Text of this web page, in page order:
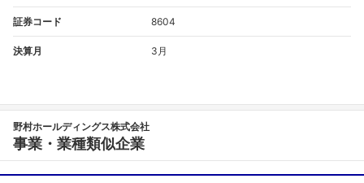
証券コード 8604
決算月 3月
野村ホールディングス株式会社
事業・業種類似企業